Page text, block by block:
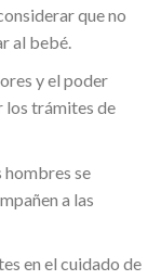
que no
al bebé.
y el poder
los trámites de
hombres se
a las
en el cuidado de